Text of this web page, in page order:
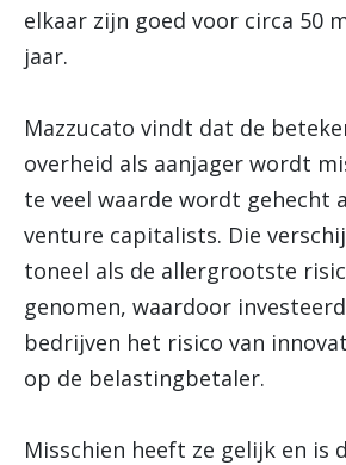
elkaar zijn goed voor circa 50
jaar.
Mazzucato vindt dat de
overheid als aanjager wordt
te veel waarde wordt gehecht
venture capitalists. Die
toneel als de allergrootste
genomen, waardoor
bedrijven het risico van
op de belastingbetaler.
Misschien heeft ze gelijk en is